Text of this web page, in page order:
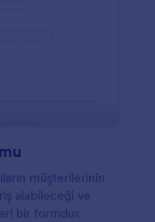
müşterilerinin
alabileceği ve
bir formdur.